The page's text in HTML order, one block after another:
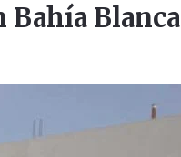
Bahía Blanca